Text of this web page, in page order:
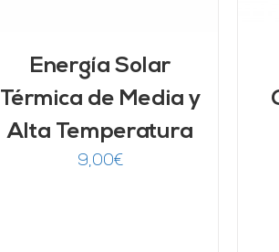
Energía Solar
Térmica de Media y
Alta Temperatura
9,00€